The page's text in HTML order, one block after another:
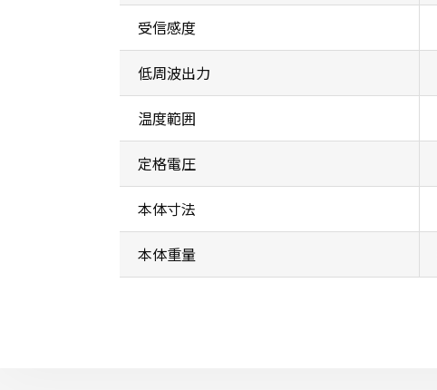
受信感度
低周波出力
温度範囲
定格電圧
本体寸法
本体重量